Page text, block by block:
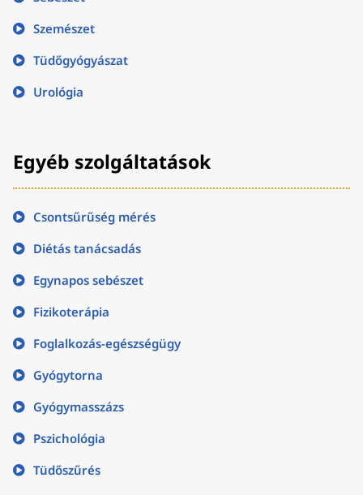
Szemészet
Tüdőgyógyászat
Urológia
Egyéb szolgáltatások
Csontsűrűség mérés
Diétás tanácsadás
Egynapos sebészet
Fizikoterápia
Foglalkozás-egészségügy
Gyógytorna
Gyógymasszázs
Pszichológia
Tüdőszűrés